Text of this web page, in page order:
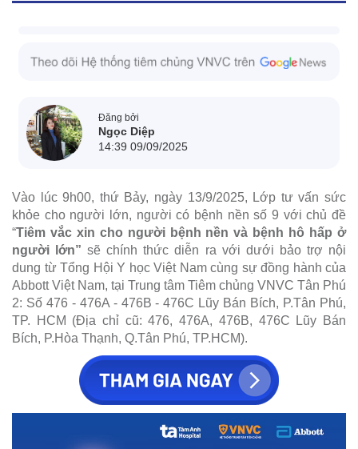
Đăng bởi
Ngọc Diệp
14:39 09/09/2025
Vào lúc 9h00, thứ Bảy, ngày 13/9/2025, Lớp tư vấn sức
khỏe cho người lớn, người có bệnh nền số 9 với chủ đề
“Tiêm vắc xin cho người bệnh nền và bệnh hô hấp ở
người lớn”sẽ chính thức diễn ra với dưới bảo trợ nội
dung từ Tổng Hội Y học Việt Nam cùng sự đồng hành của
Abbott Việt Nam, tại Trung tâm Tiêm chủng VNVC Tân Phú
2: Số 476 - 476A - 476B - 476C Lũy Bán Bích, P.Tân Phú,
TP. HCM (Địa chỉ cũ: 476, 476A, 476B, 476C Lũy Bán
Bích, P.Hòa Thạnh, Q.Tân Phú, TP.HCM).